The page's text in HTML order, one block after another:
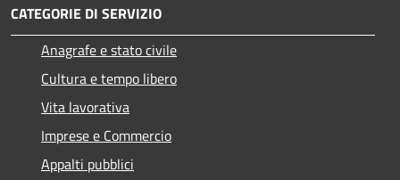
CATEGORIE DI SERVIZIO
Anagrafe e stato civile
Cultura e tempo libero
Vita lavorativa
Imprese e Commercio
Appalti pubblici